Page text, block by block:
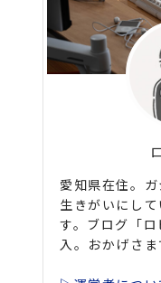
愛知県在住。
生きがいにし
す。ブログ「
入。おかげさ